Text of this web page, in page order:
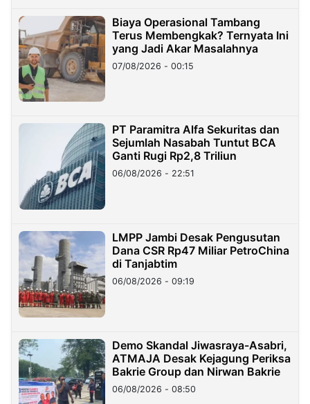
Biaya Operasional Tambang
Terus Membengkak? Ternyata Ini
yang Jadi Akar Masalahnya
07/08/2026 - 00:15
PT Paramitra Alfa Sekuritas dan
Sejumlah Nasabah Tuntut BCA
Ganti Rugi Rp2,8 Triliun
06/08/2026 - 22:51
LMPP Jambi Desak Pengusutan
Dana CSR Rp47 Miliar PetroChina
di Tanjabtim
06/08/2026 - 09:19
Demo Skandal Jiwasraya-Asabri,
ATMAJA Desak Kejagung Periksa
Bakrie Group dan Nirwan Bakrie
06/08/2026 - 08:50